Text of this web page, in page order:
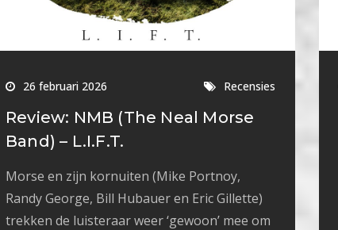
26 februari 2026 Recensies
Review: NMB (The Neal Morse
Band) – L.I.F.T.
Morse en zijn kornuiten (Mike Portnoy,
Randy George, Bill Hubauer en Eric Gillette)
trekken de luisteraar weer ‘gewoon’ mee om